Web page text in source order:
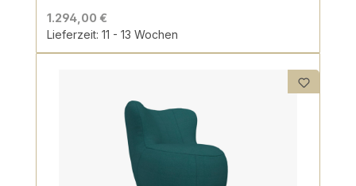
1.294,00 €
Lieferzeit: 11 - 13 Wochen